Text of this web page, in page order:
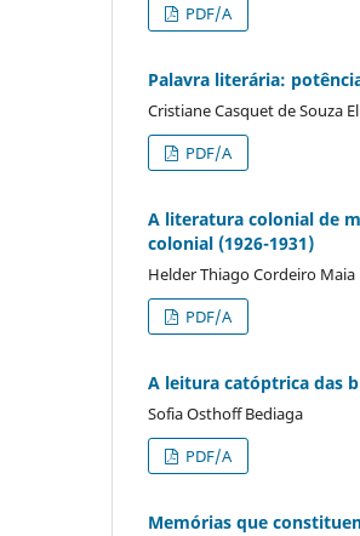
PDF/A
Palavra literária:
Cristiane Casquet de Souza
PDF/A
A literatura colonial de
colonial (1926-1931)
Helder Thiago Cordeiro Maia
PDF/A
A leitura catóptrica das
Sofia Osthoff Bediaga
PDF/A
Memórias que